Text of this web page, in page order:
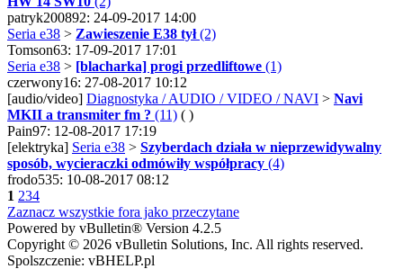
patryk200892: 24-09-2017 14:00
Seria e38 > Zawieszenie E38 tył(2)
Tomson63: 17-09-2017 17:01
Seria e38 > [blacharka] progi przedliftowe (1)
czerwony16: 27-08-2017 10:12
[audio/video] Diagnostyka / AUDIO / VIDEO / NAVI > Navi
MKII a transmiter fm ? (11) ( )
Pain97: 12-08-2017 17:19
[elektryka] Seria e38 > Szyberdach działa w nieprzewidywalny
sposób, wycieraczki odmówiły współpracy (4)
frodo535: 10-08-2017 08:12
1 234
Zaznacz wszystkie fora jako przeczytane
Powered by vBulletin® Version 4.2.5
Copyright © 2026 vBulletin Solutions, Inc. All rights reserved.
Spolszczenie: vBHELP.pl